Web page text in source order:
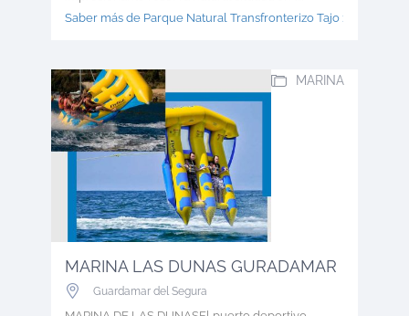
Saber más de Parque Natural Transfronterizo Tajo >
MARINA LAS DUNAS GURADAMAR
Guardamar del Segura
MARINA